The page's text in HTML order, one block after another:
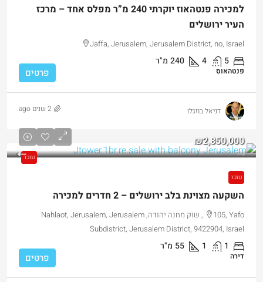
למכירה פנטהאוז יוקרתי 240 מ”ר מפלס אחד – מרכז
העיר ירושלים
Jaffa, Jerusalem, Jerusalem District, no, Israel
5
4
240 מ"ר
פנטהאוס פרטים
דניאל בוזגלו 2 שנים ago
נמכר
₪2,850,000
נמכר
השקעה מצוינת בלב ירושלים – 2 חדרים למכירה
105, Yafo, שוק מחנה יהודה, Nahlaot, Jerusalem, Jerusalem
Subdistrict, Jerusalem District, 9422904, Israel
1
1
55 מ"ר
דירה פרטים